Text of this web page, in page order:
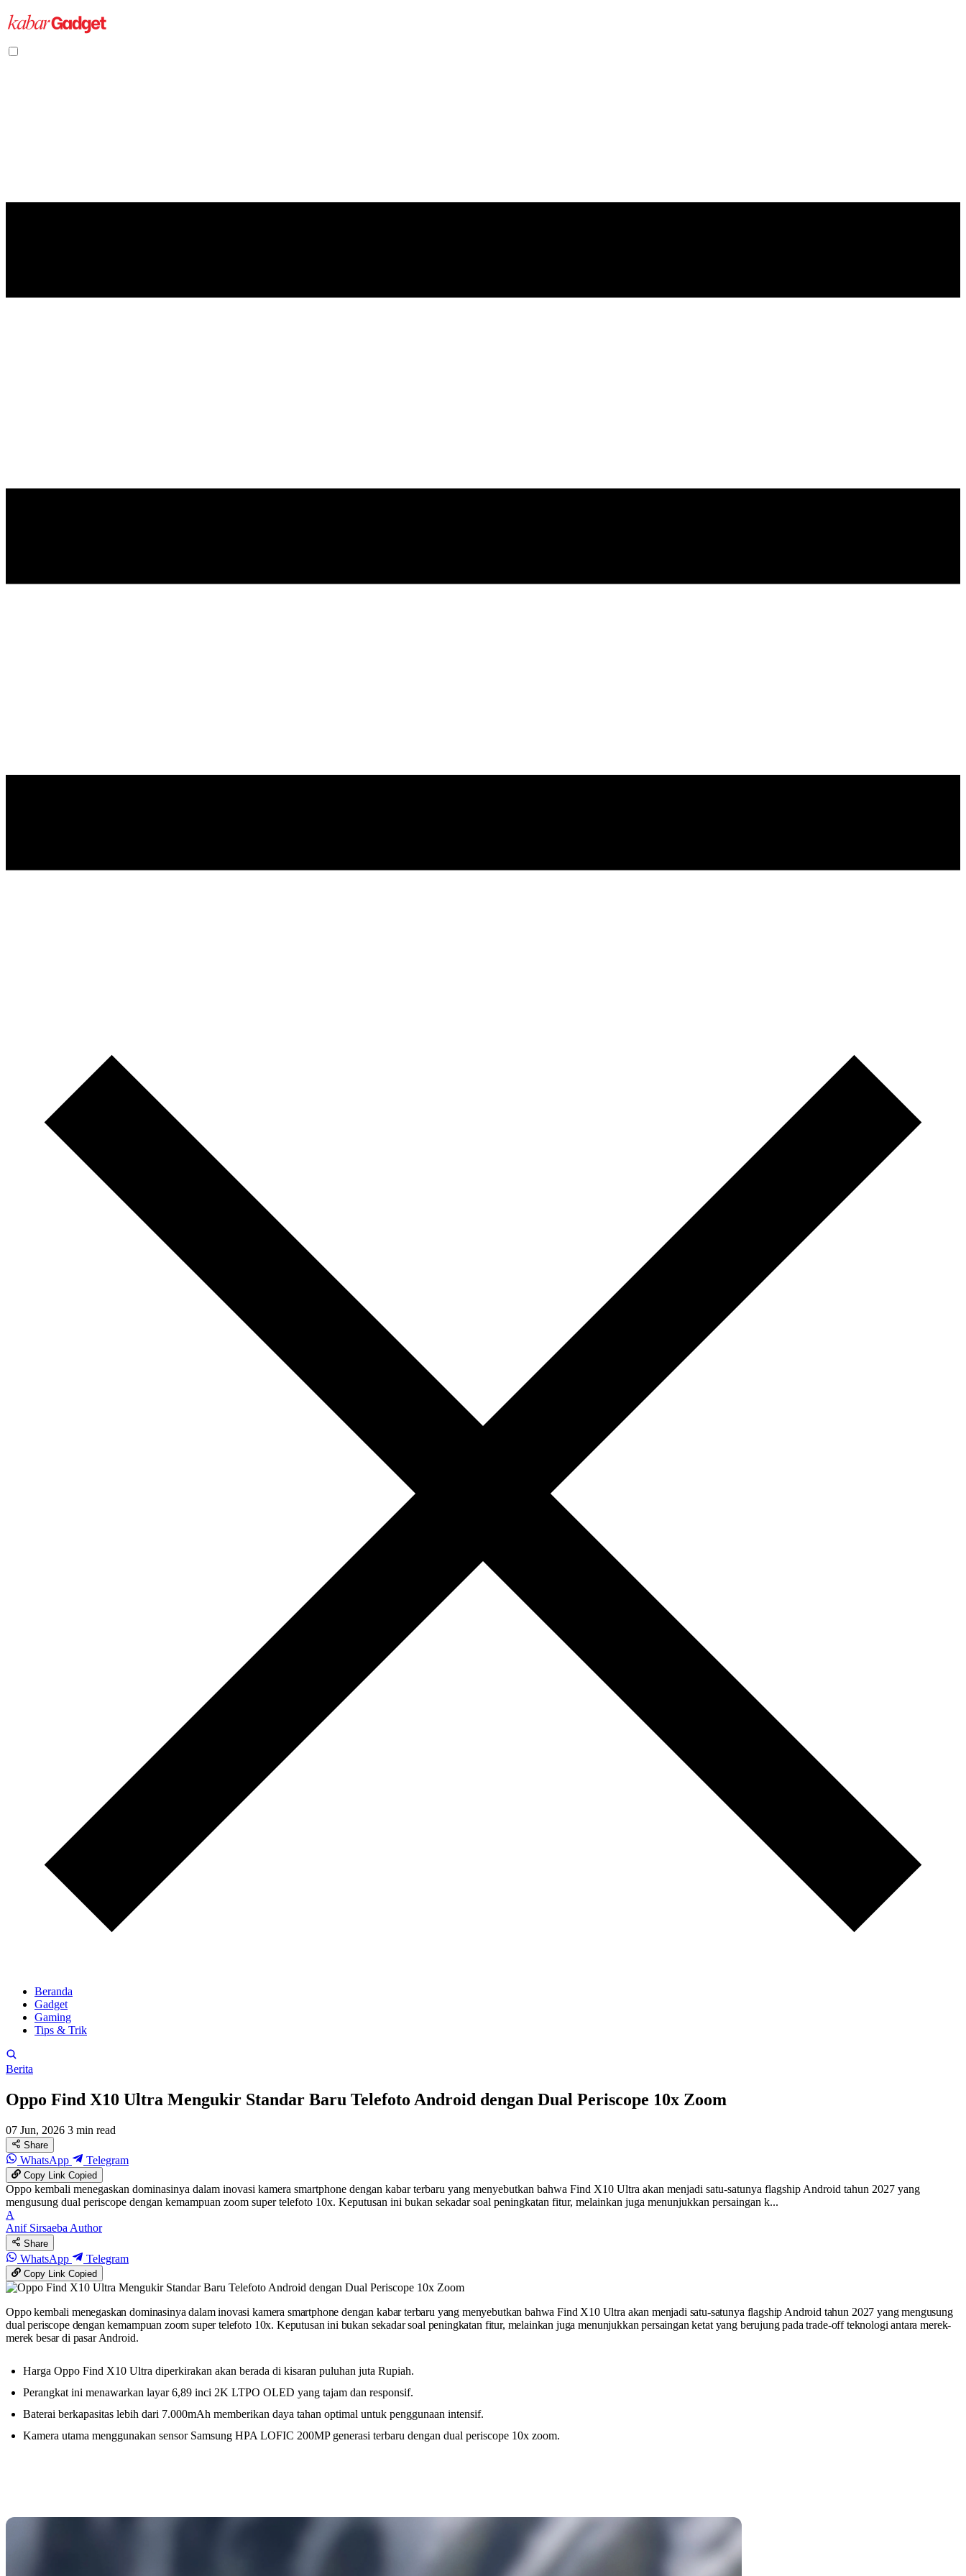
Beranda
Gadget
Gaming
Tips & Trik
Berita
Oppo Find X10 Ultra Mengukir Standar Baru Telefoto Android dengan Dual Periscope 10x Zoom
07 Jun, 2026 3 min read
Share
WhatsApp Telegram
Copy LinkCopied
Oppo kembali menegaskan dominasinya dalam inovasi kamera smartphone dengan kabar terbaru yang menyebutkan bahwa Find X10 Ultra akan menjadi satu-satunya flagship Android tahun 2027 yang
mengusung dual periscope dengan kemampuan zoom super telefoto 10x. Keputusan ini bukan sekadar soal peningkatan fitur, melainkan juga menunjukkan persaingan k...
A
Anif SirsaebaAuthor
Share
WhatsApp Telegram
Copy LinkCopied
Oppo kembali menegaskan dominasinya dalam inovasi kamera smartphone dengan kabar terbaru yang menyebutkan bahwa Find X10 Ultra akan menjadi satu-satunya flagship Android tahun 2027 yang mengusung
dual periscope dengan kemampuan zoom super telefoto 10x. Keputusan ini bukan sekadar soal peningkatan fitur, melainkan juga menunjukkan persaingan ketat yang berujung pada trade-off teknologi antara merek-
merek besar di pasar Android.
Harga Oppo Find X10 Ultra diperkirakan akan berada di kisaran puluhan juta Rupiah.
Perangkat ini menawarkan layar 6,89 inci 2K LTPO OLED yang tajam dan responsif.
Baterai berkapasitas lebih dari 7.000mAh memberikan daya tahan optimal untuk penggunaan intensif.
Kamera utama menggunakan sensor Samsung HPA LOFIC 200MP generasi terbaru dengan dual periscope 10x zoom.